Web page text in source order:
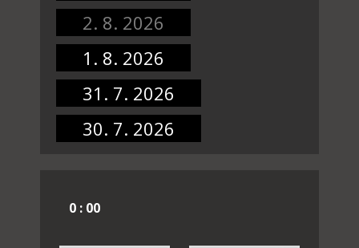
2. 8. 2026
1. 8. 2026
31. 7. 2026
30. 7. 2026
0 : 00